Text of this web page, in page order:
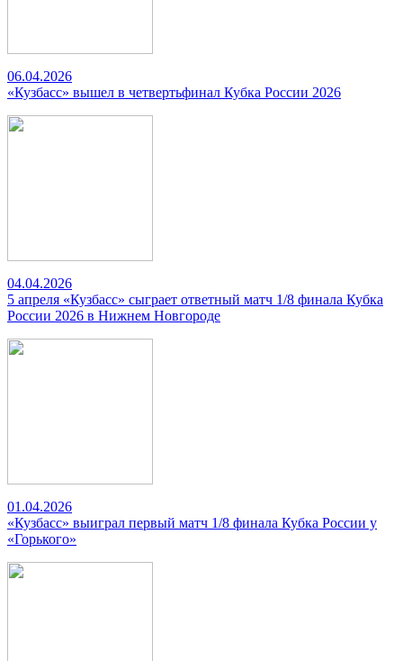
06.04.2026
«Кузбасс» вышел в четвертьфинал Кубка России 2026
04.04.2026
5 апреля «Кузбасс» сыграет ответный матч 1/8 финала Кубка
России 2026 в Нижнем Новгороде
01.04.2026
«Кузбасс» выиграл первый матч 1/8 финала Кубка России у
«Горького»